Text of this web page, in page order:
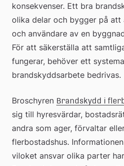
konsekvenser. Ett bra
olika delar och bygger på att
och användare av en
För att säkerställa att
fungerar, behöver ett
brandskyddsarbete bedrivas.
Broschyren Brandskydd i
sig till hyresvärdar,
andra som ager, förvaltar
flerbostadshus.
viloket ansvar olika parter